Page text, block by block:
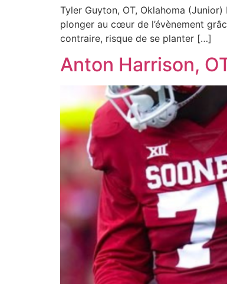
Tyler Guyton, OT, Oklahoma
plonger au cœur de l’évènement
contraire, risque de se planter […]
Anton Harrison,